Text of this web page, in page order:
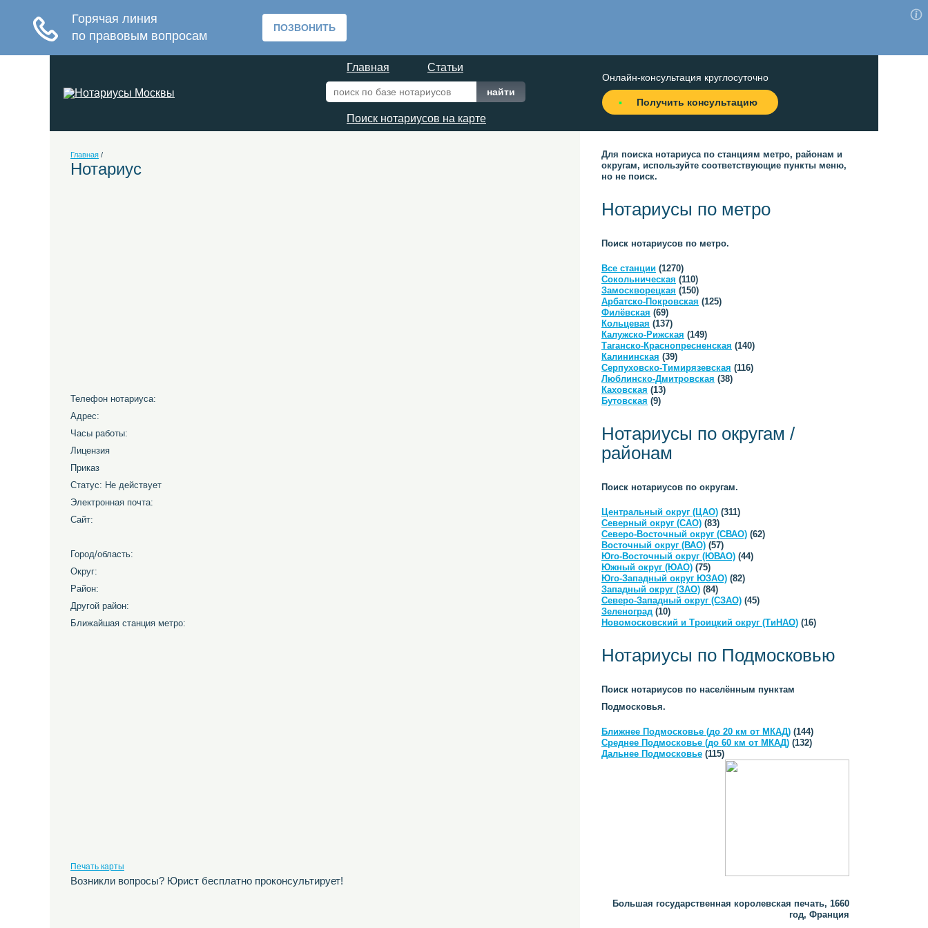
Главная Статьи
Поиск нотариусов на карте
Онлайн-консультация круглосуточно
Получить консультацию
Главная /
Нотариус
Телефон нотариуса:
Адрес:
Часы работы:
Лицензия
Приказ
Статус: Не действует
Электронная почта:
Сайт:
Город/область:
Округ:
Район:
Другой район:
Ближайшая станция метро:
Печать карты
Возникли вопросы? Юрист бесплатно проконсультирует!
Для поиска нотариуса по станциям метро, районам и
округам, используйте соответствующие пункты меню,
но не поиск.
Нотариусы по метро
Поиск нотариусов по метро.
Все станции (1270)
Сокольническая (110)
Замоскворецкая (150)
Арбатско-Покровская (125)
Филёвская (69)
Кольцевая (137)
Калужско-Рижская (149)
Таганско-Краснопресненская (140)
Калининская (39)
Серпуховско-Тимирязевская (116)
Люблинско-Дмитровская (38)
Каховская (13)
Бутовская (9)
Нотариусы по округам /
районам
Поиск нотариусов по округам.
Центральный округ (ЦАО) (311)
Северный округ (САО) (83)
Северо-Восточный округ (СВАО) (62)
Восточный округ (ВАО) (57)
Юго-Восточный округ (ЮВАО) (44)
Южный округ (ЮАО) (75)
Юго-Западный округ ЮЗАО) (82)
Западный округ (ЗАО) (84)
Северо-Западный округ (СЗАО) (45)
Зеленоград (10)
Новомосковский и Троицкий округ (ТиНАО) (16)
Нотариусы по Подмосковью
Поиск нотариусов по населённым пунктам
Подмосковья.
Ближнее Подмосковье (до 20 км от МКАД) (144)
Среднее Подмосковье (до 60 км от МКАД) (132)
Дальнее Подмосковье (115)
Большая государственная королевская печать, 1660
год, Франция